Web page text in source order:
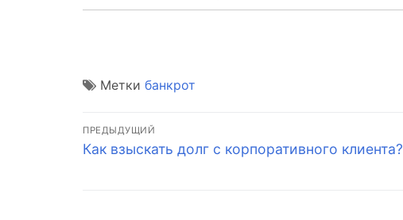
Метки банкрот
Навигация
по
ПРЕДЫДУЩИЙ
Предыдущая
Как взыскать долг с корпоративного клиента?